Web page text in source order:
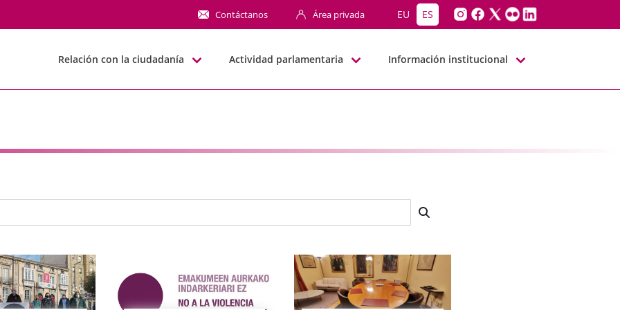
Contáctanos Área privada EU ES
Relación con la ciudadanía Actividad parlamentaria Información institucional
búsqueda